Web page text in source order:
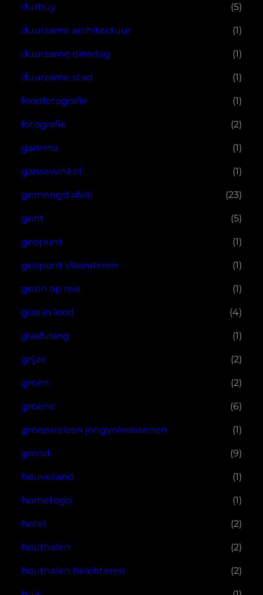
durbuy (5)
duurzame architectuur (1)
duurzame dinsdag (1)
duurzame stad (1)
foodfotografie (1)
fotografie (2)
gamma (1)
gansewinkel (1)
gemengd afval (23)
gent (5)
geopunt (1)
geopunt vlaanderen (1)
gezin op reis (1)
glas in lood (4)
glasfusing (1)
grijze (2)
groen (2)
groene (6)
groepsreizen jongvolwassenen (1)
grond (9)
heuvelland (1)
hometogo (1)
hotel (2)
houthalen (2)
houthalen helchteren (2)